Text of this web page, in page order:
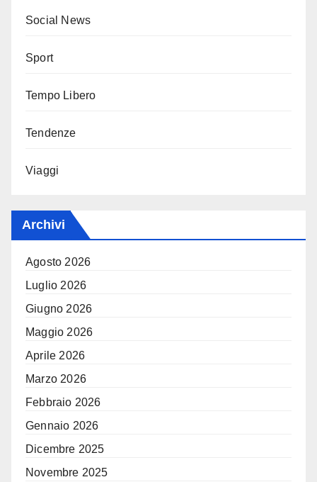
Social News
Sport
Tempo Libero
Tendenze
Viaggi
Archivi
Agosto 2026
Luglio 2026
Giugno 2026
Maggio 2026
Aprile 2026
Marzo 2026
Febbraio 2026
Gennaio 2026
Dicembre 2025
Novembre 2025